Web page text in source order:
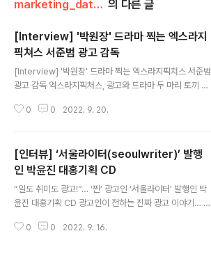
marketing_data/_agency 의 다른 글
[Interview] '박원장' 드라마 찍는 엑스라지
픽쳐스 서준범 광고 감독
[Interview] '박원장' 드라마 찍는 엑스라지픽쳐스 서준범
광고 감독 엑스라지픽처스, 광고와 드라마 두 마리 토끼 다
적인 OTT 드라마 입봉 글 천효진 | 사진 유희래 유수의 광
리지널 콘텐츠 ‘내과 박원장’ 드라마 연출 및 극본을 맡았
다. 평소 그가 광고에서 보여줬던 특유의 유머코드를 시트
콤에도 녹여내어 재기발랄하고 유쾌하게 표현해 시청자들
의 마음을 사로잡았다. 광고부터 드라마, 웹툰까지 다양한
콘텐츠 제작에 끊임없이 도전하고 있는 만능 재주꾼 서준
범 감독을 만나 이야기를 나눴다. 드라마 ‘내과박원장’에 대
0 0 2022. 9. 20.
[인터뷰] ‘서울라이터(seoulwriter)’ 발행
인 박윤진 대홍기획 CD
“일도 취미도 광고!”… ‘찐’ 광고인 ‘서울라이터’ 발행인 박
윤진 대홍기획 CD 광고인이 전하는 진짜 광고 이야기… 브
브리프 누구도 생각하지 못한 기발한 아이디어와 크리에이
0 0 2022. 9. 16.